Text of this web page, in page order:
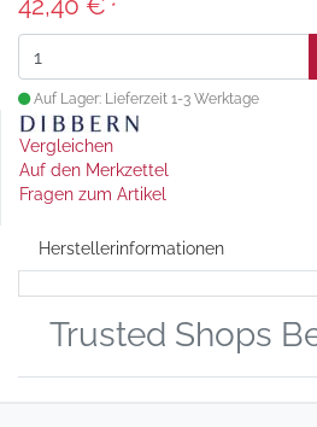
*
Auf Lager: Lieferzeit 1-3 Werktage
Vergleichen
Auf den Merkzettel
Fragen zum Artikel
Herstellerinformationen
Trusted Shops